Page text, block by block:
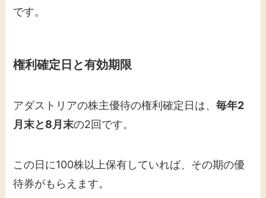
です。
権利確定日と有効期限
アダストリアの株主優待の権利確定日は、毎年2
月末と8月末の2回です。
この日に100株以上保有していれば、その期の優
待券がもらえます。